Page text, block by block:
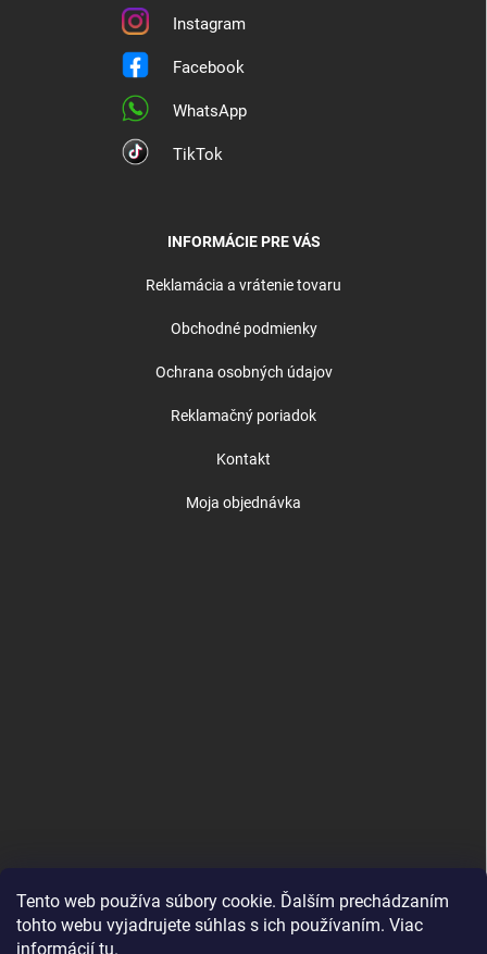
Tento web používa súbory cookie. Ďalším prechádzaním
tohto webu vyjadrujete súhlas s ich používaním. Viac
informácií tu.
Instagram
Facebook
WhatsApp
TikTok
INFORMÁCIE PRE VÁS
Reklamácia a vrátenie tovaru
Obchodné podmienky
Ochrana osobných údajov
Reklamačný poriadok
Kontakt
Moja objednávka